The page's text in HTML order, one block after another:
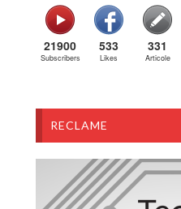
21900
Subscribers
533
Likes
331
Articole
RECLAME